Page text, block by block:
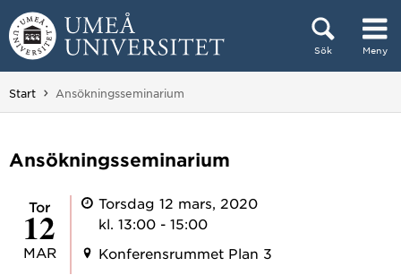
Hoppa direkt till innehållet
Sök Meny
Huvudmenyn dold.
Start Du är här:
Ansökningsseminarium
Ansökningsseminarium
tor
12
MAR
Torsdag 12 mars, 2020
kl. 13:00 - 15:00
Konferensrummet Plan 3